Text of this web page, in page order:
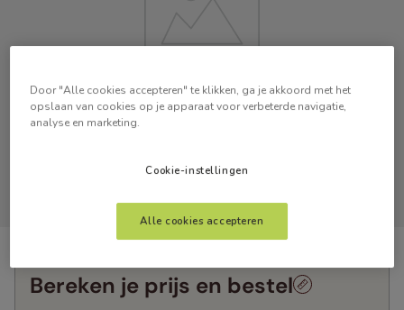
Bereken je prijs en bestel
Door "Alle cookies accepteren" te klikken, ga je akkoord met het
opslaan van cookies op je apparaat voor verbeterde navigatie,
analyse en marketing.
Cookie-instellingen
Alle cookies accepteren